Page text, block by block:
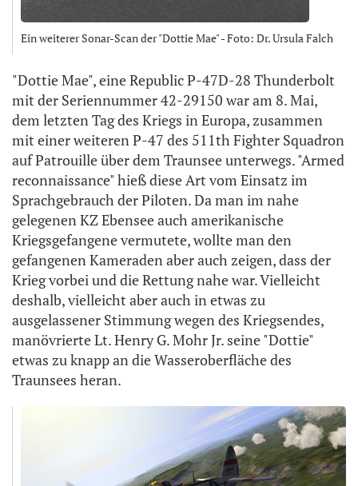
Ein weiterer Sonar-Scan der "Dottie Mae" - Foto: Dr. Ursula Falch
"Dottie Mae", eine Republic P-47D-28 Thunderbolt
mit der Seriennummer 42-29150 war am 8. Mai,
dem letzten Tag des Kriegs in Europa, zusammen
mit einer weiteren P-47 des 511th Fighter Squadron
auf Patrouille über dem Traunsee unterwegs. "Armed
reconnaissance" hieß diese Art vom Einsatz im
Sprachgebrauch der Piloten. Da man im nahe
gelegenen KZ Ebensee auch amerikanische
Kriegsgefangene vermutete, wollte man den
gefangenen Kameraden aber auch zeigen, dass der
Krieg vorbei und die Rettung nahe war. Vielleicht
deshalb, vielleicht aber auch in etwas zu
ausgelassener Stimmung wegen des Kriegsendes,
manövrierte Lt. Henry G. Mohr Jr. seine "Dottie"
etwas zu knapp an die Wasseroberfläche des
Traunsees heran.